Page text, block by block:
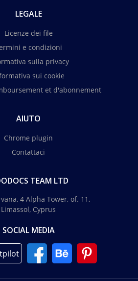
LEGALE
Licenze dei file
e condizioni
sulla privacy
sui cookie
et d'abonnement
AIUTO
Chrome plugin
Contattaci
TEAM LTD
4 Alpha Tower, of. 11,
Limassol, Cyprus
SOCIAL MEDIA